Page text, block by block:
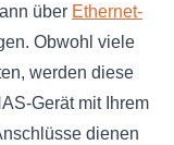
über Ethernet-
Obwohl viele
werden diese
Gerät mit Ihrem
dienen